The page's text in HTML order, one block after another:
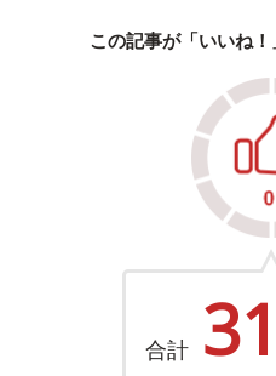
この記事が「いいね
合計